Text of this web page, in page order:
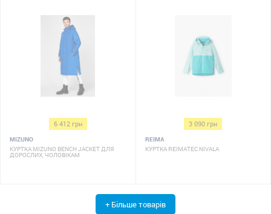
6 412 грн
MIZUNO
КУРТКА MIZUNO BENCH JACKET ДЛЯ
ДОРОСЛИХ, ЧОЛОВІКАМ
3 090 грн
REIMA
КУРТКА REIMATEC NIVALA
+ Більше товарів